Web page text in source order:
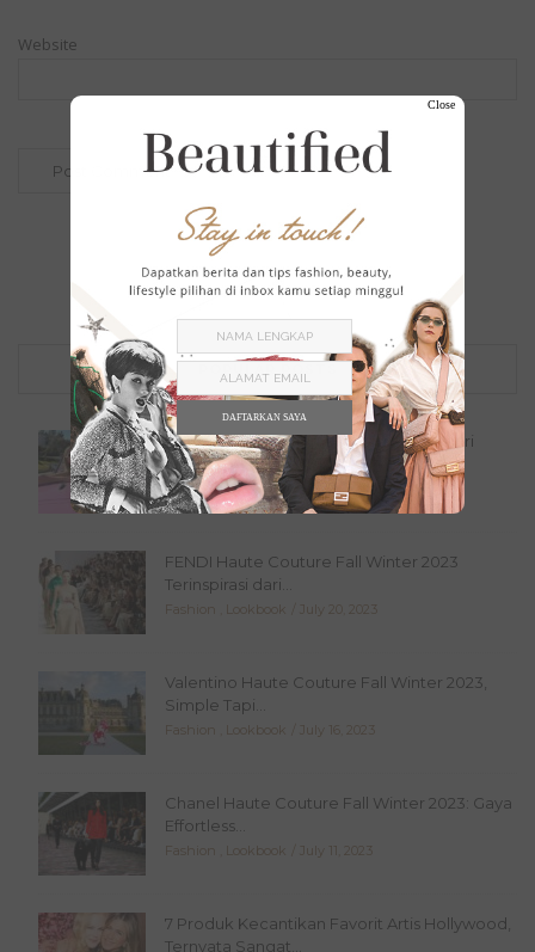
Website
Serba Pink, 10 Inspirasi Outfit Barbie dari
Margot...
Tak Berkategori July 21, 2023
FENDI Haute Couture Fall Winter 2023
Terinspirasi dari...
Fashion Lookbook July 20, 2023
Valentino Haute Couture Fall Winter 2023,
Simple Tapi...
Fashion Lookbook July 16, 2023
Chanel Haute Couture Fall Winter 2023: Gaya
Effortless...
Fashion Lookbook July 11, 2023
7 Produk Kecantikan Favorit Artis Hollywood,
Ternyata Sangat...
Close
DAFTARKAN SAYA